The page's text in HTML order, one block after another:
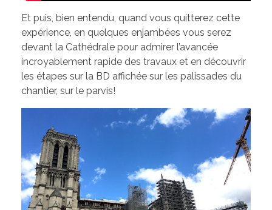
Et puis, bien entendu, quand vous quitterez cette
expérience, en quelques enjambées vous serez
devant la Cathédrale pour admirer l’avancée
incroyablement rapide des travaux et en découvrir
les étapes sur la BD affichée sur les palissades du
chantier, sur le parvis!